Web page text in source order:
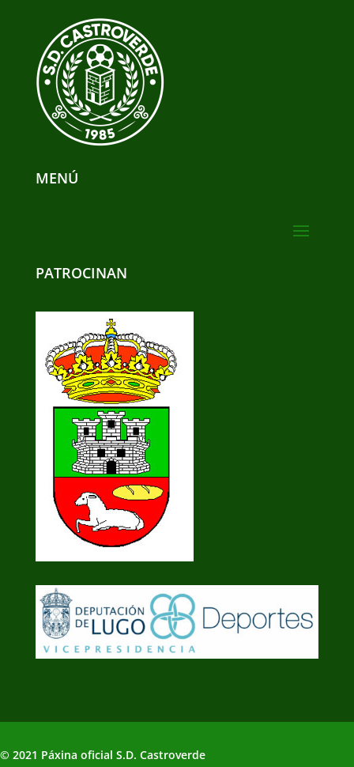
MENÚ
PATROCINAN
© 2021 Páxina oficial S.D. Castroverde